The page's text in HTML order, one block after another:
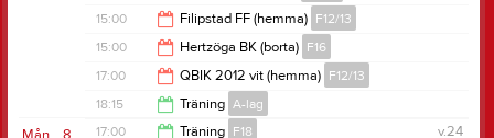
16:00
17:00
15:00 Filipstad FF (hemma) F12/13
17:00
15:00 Hertzöga BK (borta) F16
17:00
17:00 QBIK 2012 vit (hemma) F12/13
19:00
18:15 Träning A-lag
v.24
17:00 Träning F18